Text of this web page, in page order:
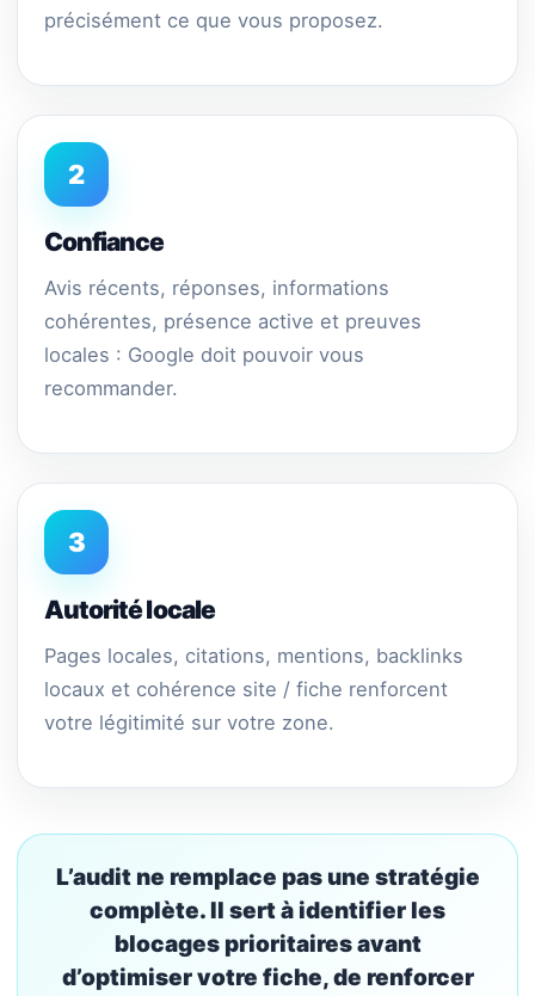
précisément ce que vous proposez.
2
Confiance
Avis récents, réponses, informations
cohérentes, présence active et preuves
locales : Google doit pouvoir vous
recommander.
3
Autorité locale
Pages locales, citations, mentions, backlinks
locaux et cohérence site / fiche renforcent
votre légitimité sur votre zone.
L’audit ne remplace pas une stratégie
complète. Il sert à identifier les
blocages prioritaires avant
d’optimiser votre fiche, de renforcer